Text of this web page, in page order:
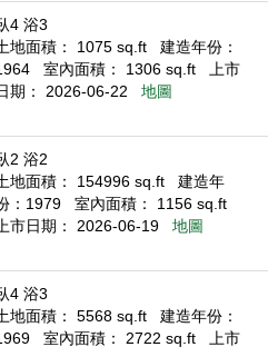
4 浴3
地面積： 1075 sq.ft
建造年份：
室內面積： 1306 sq.ft
上市
期： 2026-06-22
地圖
2 浴2
地面積： 154996 sq.ft
建造年
：1979
室內面積： 1156 sq.ft
上市日期： 2026-06-19
地圖
4 浴3
地面積： 5568 sq.ft
建造年份：
室內面積： 2722 sq.ft
上市